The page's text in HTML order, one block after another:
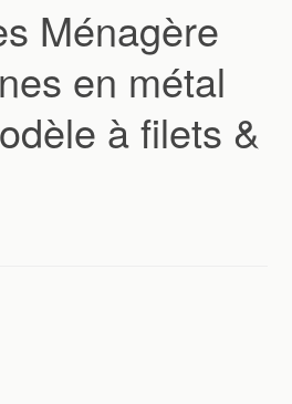
Ménagère
en métal
à filets &